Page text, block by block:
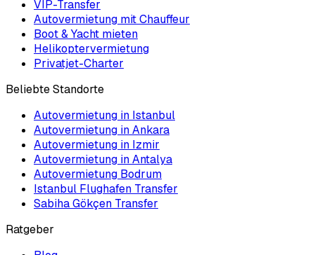
VIP-Transfer
Autovermietung mit Chauffeur
Boot & Yacht mieten
Helikoptervermietung
Privatjet-Charter
Beliebte Standorte
Autovermietung in Istanbul
Autovermietung in Ankara
Autovermietung in Izmir
Autovermietung in Antalya
Autovermietung Bodrum
Istanbul Flughafen Transfer
Sabiha Gökçen Transfer
Ratgeber